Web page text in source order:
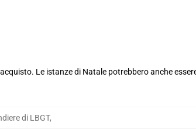
Le istanze di Natale potrebbero anche
di LBGT,